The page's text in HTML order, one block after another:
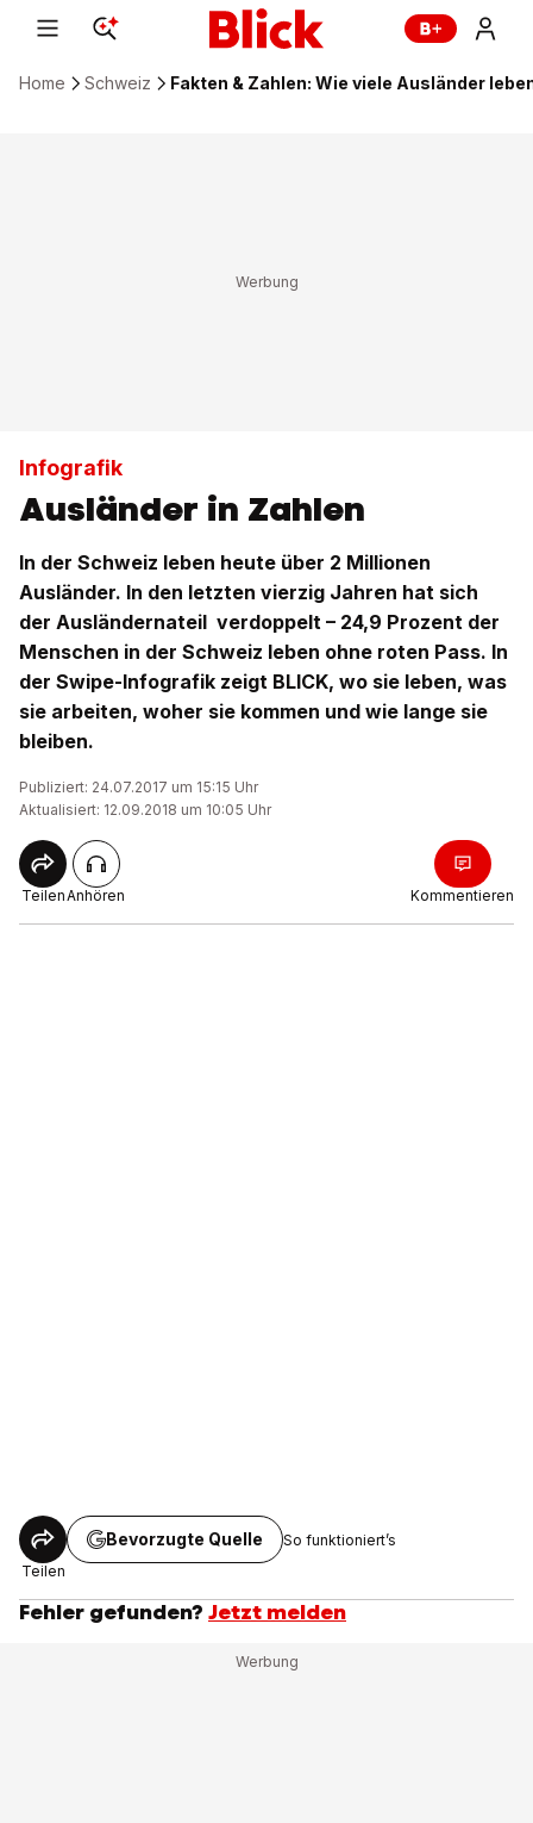
Home Schweiz Fakten & Zahlen: Wie viele Ausländer
Infografik
Ausländer in Zahlen
In der Schweiz leben heute über 2 Millionen
Ausländer. In den letzten vierzig Jahren hat sich
der Ausländernateil verdoppelt – 24,9 Prozent der
Menschen in der Schweiz leben ohne roten Pass. In
der Swipe-Infografik zeigt BLICK, wo sie leben, was
sie arbeiten, woher sie kommen und wie lange sie
bleiben.
Publiziert: 24.07.2017 um 15:15 Uhr
Aktualisiert: 12.09.2018 um 10:05 Uhr
TeilenAnhören Kommentieren
Teilen
Bevorzugte Quelle So funktioniert’s
Fehler gefunden? Jetzt melden